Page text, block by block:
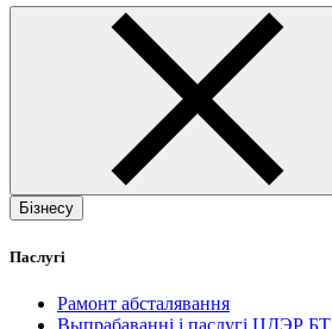
Бізнесу
Паслугі
Рамонт абсталявання
Выпрабаванні і паслугі ЦДЭР БТ